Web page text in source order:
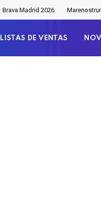
Brava Madrid 2026
LISTAS DE VENTAS